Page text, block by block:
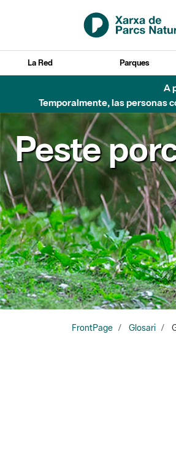
Saltar al contenido principal
La Red Parques
A
Temporalmente, las personas
Peste
FrontPage Glosari